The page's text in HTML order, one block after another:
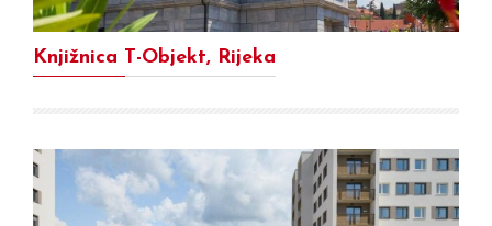
Knjižnica T-Objekt, Rijeka